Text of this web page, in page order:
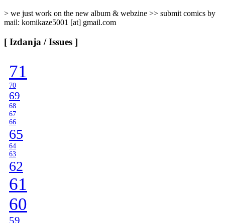
> we just work on the new album & webzine >> submit comics by
mail: komikaze5001 [at] gmail.com
[ Izdanja / Issues ]
71
70
69
68
67
66
65
64
63
62
61
60